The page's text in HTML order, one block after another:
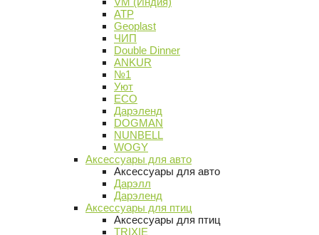
АТР
Geoplast
ЧИП
Double Dinner
ANKUR
№1
Уют
ECO
Дарэленд
DOGMAN
NUNBELL
WOGY
Аксессуары для авто
Аксессуары для авто
Дарэлл
Дарэленд
Аксессуары для птиц
Аксессуары для птиц
TRIXIE